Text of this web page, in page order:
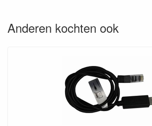
Anderen kochten ook